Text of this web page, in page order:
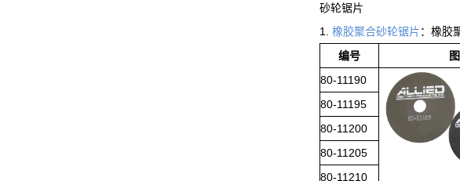
砂轮锯片
1. 橡胶聚合砂轮锯片：橡胶
编号
80-11190
80-11195
80-11200
80-11205
80-11210